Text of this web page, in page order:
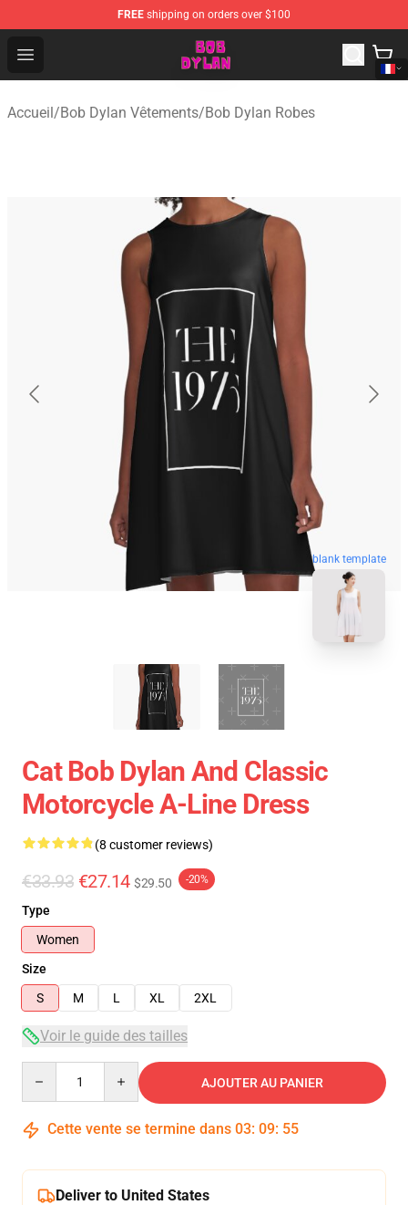
FREE shipping on orders over $100
Open menu
Bob Dylan Store - Official Bob Dylan Merchandise Shop
Accueil/Bob Dylan Vêtements/Bob Dylan Robes
blank template
Cat Bob Dylan And Classic
Motorcycle A-Line Dress
(8 customer reviews)
€33.93 €27.14 $29.50 -20%
Type
Women
Size
S
M L XL 2XL
Voir le guide des tailles
AJOUTER AU PANIER
Cette vente se termine dans 03: 09: 54
Deliver to United States